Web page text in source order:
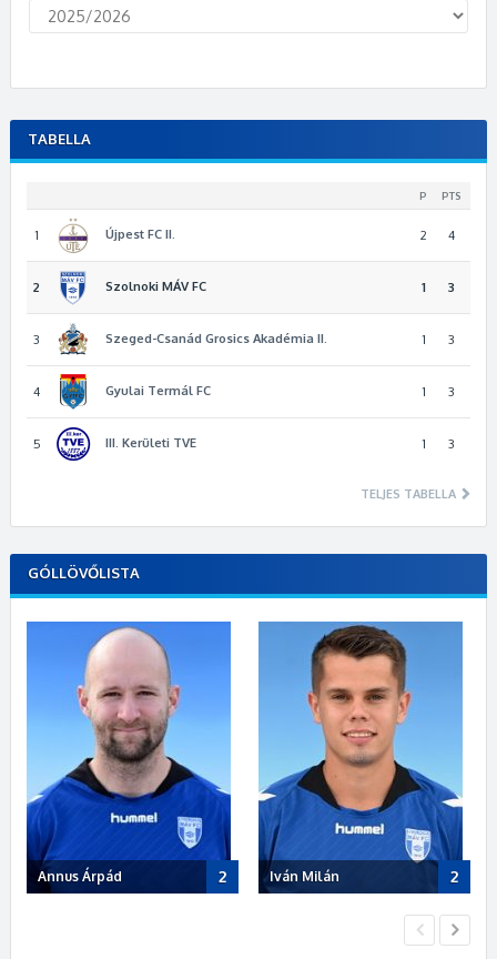
TABELLA
P PTS
1 Újpest FC II. 2 4
2 Szolnoki MÁV FC 1 3
3 Szeged-Csanád Grosics Akadémia II. 1 3
4 Gyulai Termál FC 1 3
5 III. Kerületi TVE 1 3
TELJES TABELLA
GÓLLÖVŐLISTA
Annus Árpád 2 Iván Milán 2